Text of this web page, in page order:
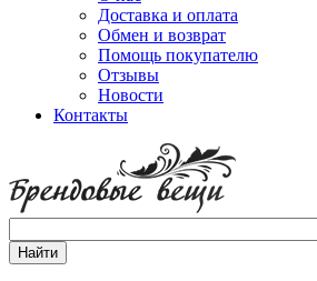
Доставка и оплата
Обмен и возврат
Помощь покупателю
Отзывы
Новости
Контакты